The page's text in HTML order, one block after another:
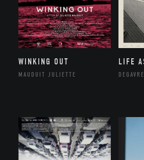
WINKING OUT
MAUDUIT JULIETTE
LIFE